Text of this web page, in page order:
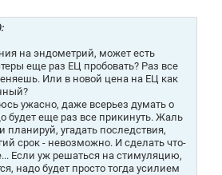
на эндометрий, может есть
еще раз ЕЦ пробовать? Раз все
Или в новой цена на ЕЦ как
ужасно, даже всерьез думать о
будет еще раз все прикинуть. Жаль
планируй, угадать последствия,
срок - невозможно. И сделать что-
Если уж решаться на стимуляцию,
надо будет просто тогда усилием